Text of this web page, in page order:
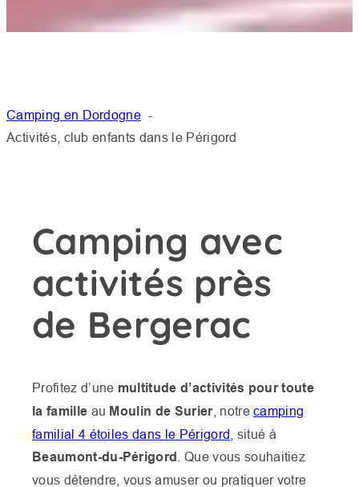
Camping en Dordogne
Activités, club enfants dans le Périgord
Camping avec
activités près
de Bergerac
Profitez d’une multitude d’activités pour toute
la famille au Moulin de Surier, notrecamping
familial 4 étoiles dans le Périgord , situé à
Beaumont-du-Périgord . Que vous souhaitiez
vous détendre, vous amuser ou pratiquer votre